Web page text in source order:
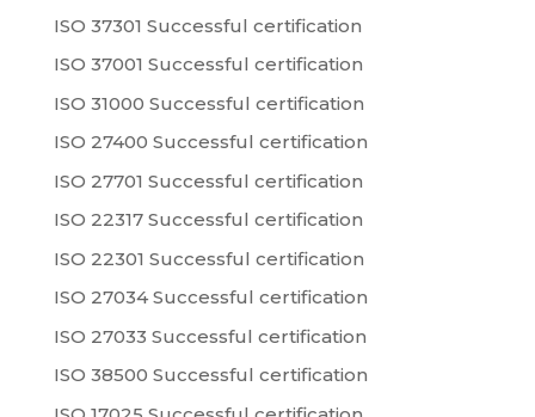
ISO 37301 Successful certification
ISO 37001 Successful certification
ISO 31000 Successful certification
ISO 27400 Successful certification
ISO 27701 Successful certification
ISO 22317 Successful certification
ISO 22301 Successful certification
ISO 27034 Successful certification
ISO 27033 Successful certification
ISO 38500 Successful certification